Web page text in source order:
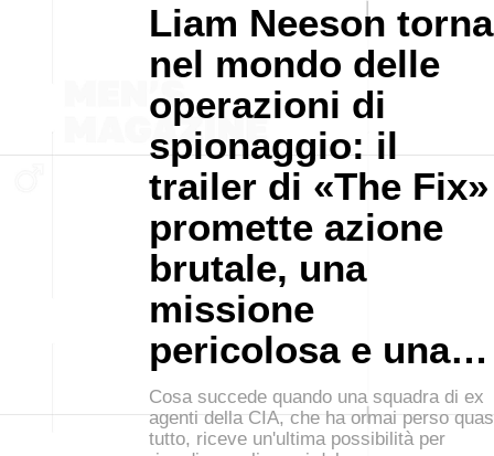
Liam Neeson torna
nel mondo delle
operazioni di
spionaggio: il
trailer di «The Fix»
promette azione
brutale, una
missione
pericolosa e una…
Cosa succede quando una squadra di ex
agenti della CIA, che ha ormai perso
tutto, riceve un'ultima possibilità per